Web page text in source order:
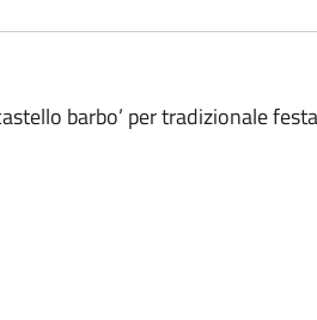
barbo’ per tradizionale